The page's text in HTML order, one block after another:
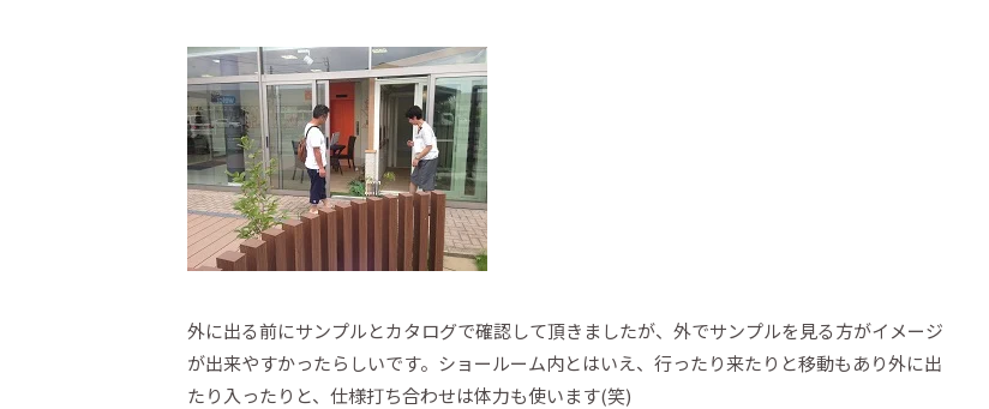
外に出る前にサンプルとカタログで確認して頂きましたが、外でサンプルを見る方がイメージ
が出来やすかったらしいです。ショールーム内とはいえ、行ったり来たりと移動もあり外に出
たり入ったりと、仕様打ち合わせは体力も使います(笑)